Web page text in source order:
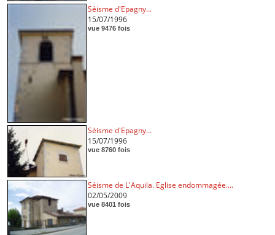
Séisme d'Epagny...
15/07/1996
vue 9476 fois
Séisme d'Epagny...
15/07/1996
vue 8760 fois
Séisme de L'Aquila. Eglise endommagée....
02/05/2009
vue 8401 fois